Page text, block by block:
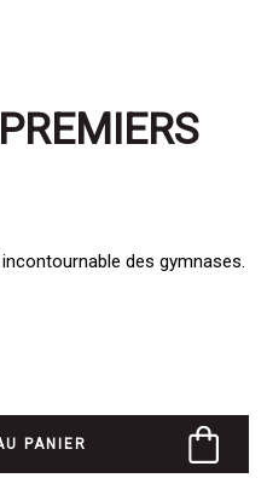
des gymnases.
PANIER